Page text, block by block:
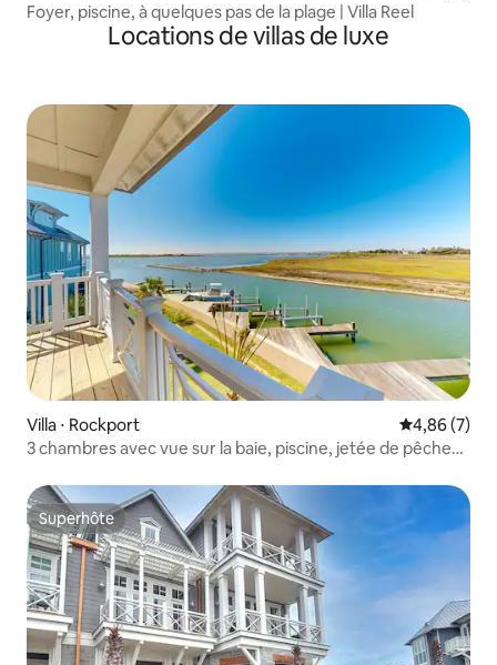
Foyer, piscine, à quelques pas de la plage | Villa Reel
Locations de villas de luxe
Villa ⋅ Rockport Évaluation
4,86 (7)
3 chambres avec vue sur la baie, piscine, jetée de pêche
Superhôte
Superhôte